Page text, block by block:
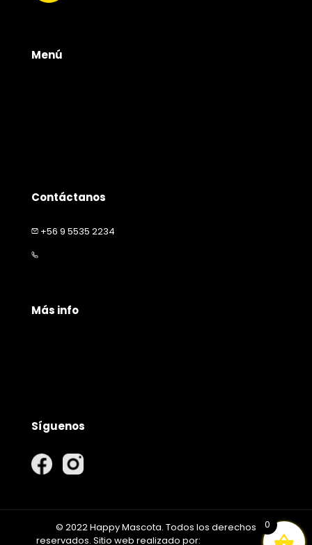
Menú
Contáctanos
+56 9 5535 2234
Más info
Síguenos
© 2022 Happy Mascota. Todos los derechos
reservados. Sitio web realizado por:
EMPIRIKA GROUP
0